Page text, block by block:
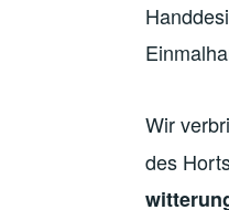
Wir
des